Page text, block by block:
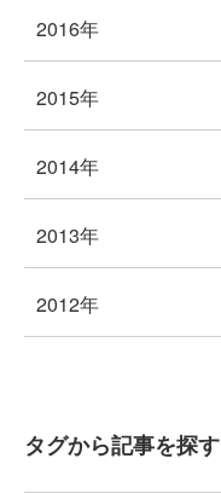
2016年
2015年
2014年
2013年
2012年
タグから記事を探す